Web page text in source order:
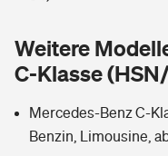
Wer versichert was:
Sie haben Fragen?
Weitere
C-Klasse
Mercedes-Benz C-
Benzin, Limousine,